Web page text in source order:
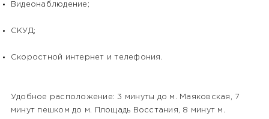
Видеонаблюдение;
СКУД;
Скоростной интернет и телефония.
Удобное расположение: 3 минуты до м. Маяковская, 7
минут пешком до м. Площадь Восстания, 8 минут м.